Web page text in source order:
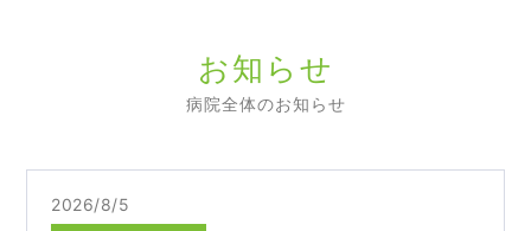
お知らせ
病院全体のお知らせ
2026/8/5